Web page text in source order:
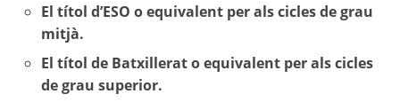
El títol d’ESO o equivalent per als cicles de grau
mitjà.
El títol de Batxillerat o equivalent per als cicles
de grau superior.